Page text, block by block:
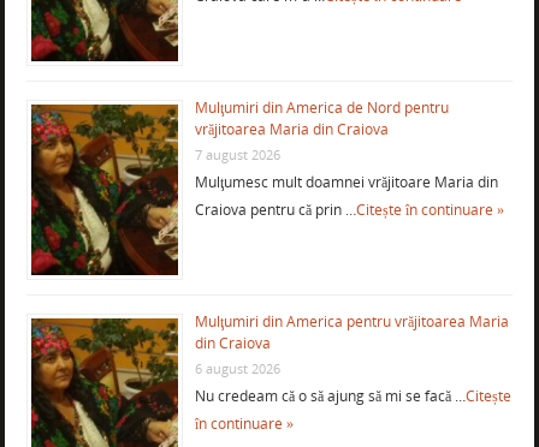
Mulţumiri din America de Nord pentru
vrăjitoarea Maria din Craiova
7 august 2026
Mulţumesc mult doamnei vrăjitoare Maria din
Craiova pentru că prin …Citește în continuare »
Mulţumiri din America pentru vrăjitoarea Maria
din Craiova
6 august 2026
Nu credeam că o să ajung să mi se facă …Citește
în continuare »